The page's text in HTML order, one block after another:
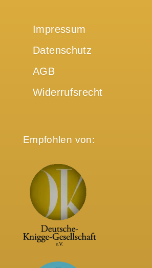
Impressum
Datenschutz
AGB
Widerrufsrecht
Empfohlen von: